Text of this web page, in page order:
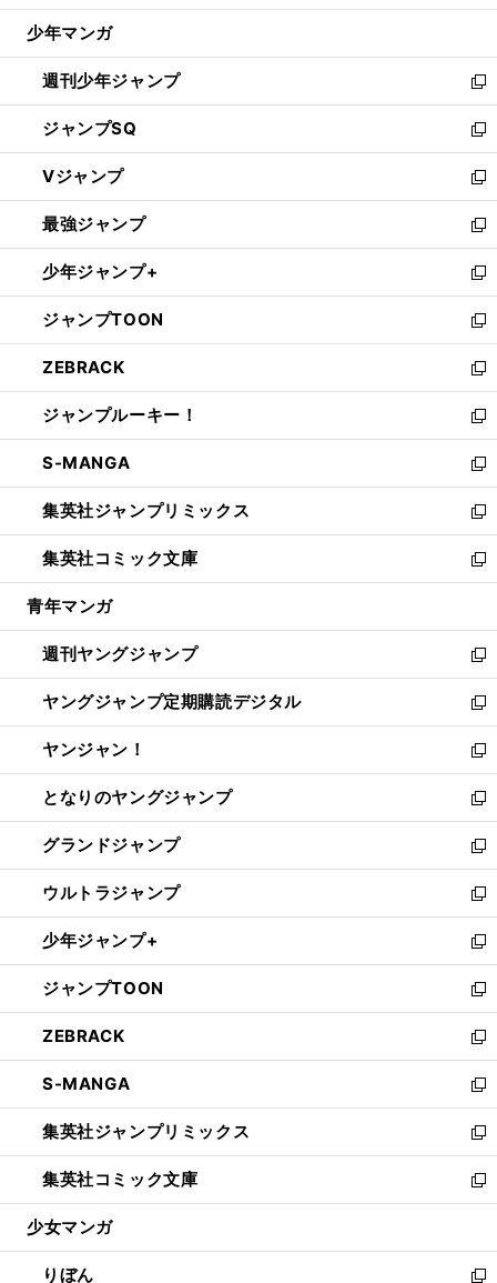
ウ
開
く
少年マンガ
週刊少年ジャンプ
新
し
い
ウ
ィ
ン
ド
ウ
で
開
く
ジャンプSQ
新
し
い
ウ
ィ
ン
ド
ウ
で
開
く
Vジャンプ
新
し
い
ウ
ィ
ン
ド
ウ
で
開
く
最強ジャンプ
新
し
い
ウ
ィ
ン
ド
ウ
で
開
く
少年ジャンプ+
新
し
い
ウ
ィ
ン
ド
ウ
で
開
く
ジャンプTOON
新
し
い
ウ
ィ
ン
ド
ウ
で
開
く
ZEBRACK
新
し
い
ウ
ィ
ン
ド
ウ
で
開
ジャンプルーキー！
新
し
い
ウ
ィ
ン
ド
ウ
開
く
S-MANGA
新
し
い
ウ
ィ
ン
ウ
で
開
く
集英社ジャンプリミックス
新
し
い
ウ
ン
ド
ウ
で
開
く
集英社コミック文庫
新
し
ウ
ィ
ン
ド
ウ
で
開
く
青年マンガ
週刊ヤングジャンプ
新
し
い
ウ
ィ
ン
ド
ウ
で
開
く
ヤングジャンプ定期購読デジタル
新
し
い
ウ
ィ
ン
ド
ウ
で
開
く
ヤンジャン！
新
し
い
ウ
ィ
ン
ド
ウ
で
開
く
となりのヤングジャンプ
新
し
い
ウ
ィ
ン
ド
ウ
で
開
く
グランドジャンプ
新
し
い
ウ
ィ
ン
ド
ウ
で
開
く
ウルトラジャンプ
新
し
い
ウ
ィ
ン
ド
ウ
で
開
く
少年ジャンプ+
新
し
い
ウ
ィ
ン
ド
ウ
で
開
く
ジャンプTOON
新
し
い
ウ
ィ
ン
ド
ウ
で
開
ZEBRACK
新
し
い
ウ
ィ
ン
ド
ウ
開
く
S-MANGA
新
し
い
ウ
ィ
ン
ウ
で
集英社ジャンプリミックス
新
し
い
ウ
ン
ド
集英社コミック文庫
新
し
ウ
ィ
少女マンガ
りぼん